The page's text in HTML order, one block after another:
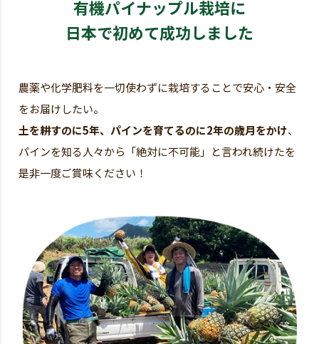
有機パイナップル栽培に
日本で初めて成功しました
農薬や化学肥料を一切使わずに栽培することで安心・安全
をお届けしたい。
土を耕すのに5年、パインを育てるのに2年の歳月をかけ、
パインを知る人々から「絶対に不可能」と言われ続けたを
是非一度ご賞味ください！